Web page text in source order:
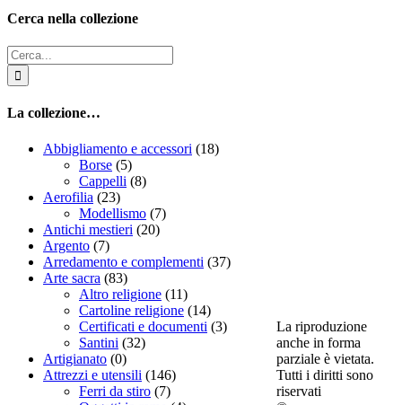
Cerca nella collezione
Cerca
per:
La collezione…
Abbigliamento e accessori (18)
Borse (5)
Cappelli (8)
Aerofilia (23)
Modellismo (7)
Antichi mestieri (20)
Argento (7)
Arredamento e complementi (37)
Arte sacra (83)
Altro religione (11)
Cartoline religione (14)
Certificati e documenti (3)
Santini (32)
Artigianato (0)
Attrezzi e utensili (146)
Ferri da stiro (7)
La riproduzione
anche in forma
parziale è vietata.
Tutti i diritti sono
riservati